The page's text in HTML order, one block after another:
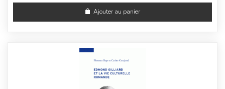
Ajouter au panier